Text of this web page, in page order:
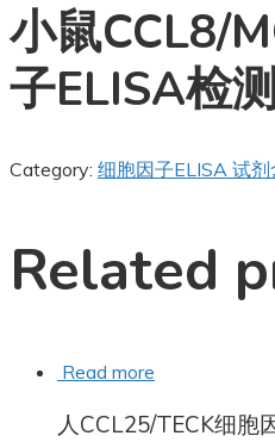
小鼠CCL8/
子ELISA检
Category: 细胞因子ELISA 试剂
Related
Read more
人CCL25/TECK细胞